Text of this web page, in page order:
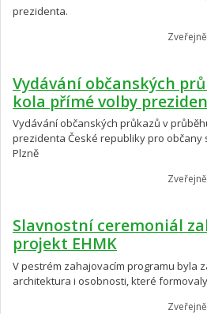
prezidenta.
Vydávání občanských
kola přímé volby
Vydávání občanských průkazů v
prezidenta České republiky pro občany
Plzně
Slavnostní ceremoniál
projekt EHMK
V pestrém zahajovacím programu byla
architektura i osobnosti, které